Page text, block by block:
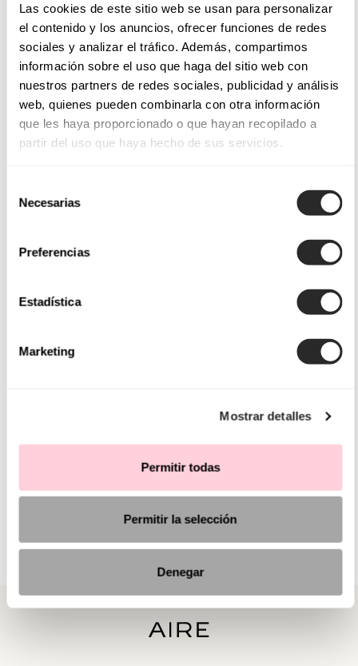
Las cookies de este sitio web se usan para personalizar
el contenido y los anuncios, ofrecer funciones de redes
sociales y analizar el tráfico. Además, compartimos
información sobre el uso que haga del sitio web con
nuestros partners de redes sociales, publicidad y análisis
web, quienes pueden combinarla con otra información
que les haya proporcionado o que hayan recopilado a
partir del uso que haya hecho de sus servicios.
Necesarias
Preferencias
Estadística
Marketing
Mostrar detalles
Permitir todas
Permitir la selección
Denegar